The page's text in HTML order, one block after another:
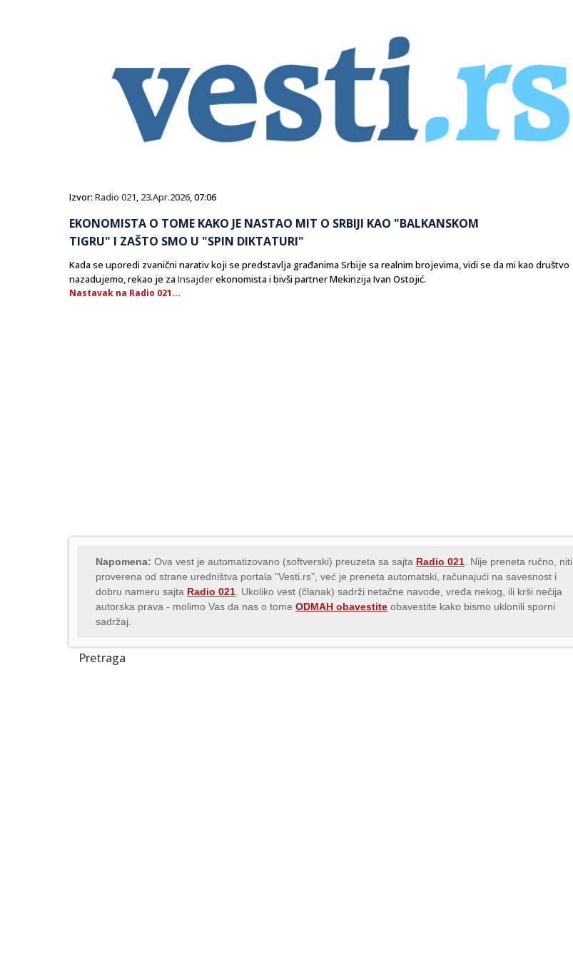
Izvor: Radio 021, 23.Apr.2026, 07:06
EKONOMISTA O TOME KAKO JE NASTAO MIT O SRBIJI KAO "BALKANSKOM
TIGRU" I ZAŠTO SMO U "SPIN DIKTATURI"
Kada se uporedi zvanični narativ koji se predstavlja građanima Srbije sa realnim brojevima, vidi se da mi kao društvo
nazadujemo, rekao je za Insajderekonomista i bivši partner Mekinzija Ivan Ostojić.
Nastavak na Radio 021...
Napomena: Ova vest je automatizovano (softverski) preuzeta sa sajta Radio 021 . Nije preneta ručno, niti
proverena od strane uredništva portala "Vesti.rs", već je preneta automatski, računajući na savesnost i
dobru nameru sajta Radio 021 . Ukoliko vest (članak) sadrži netačne navode, vređa nekog, ili krši nečija
autorska prava - molimo Vas da nas o tome ODMAH obavestite obavestite kako bismo uklonili sporni
sadržaj.
Pretraga